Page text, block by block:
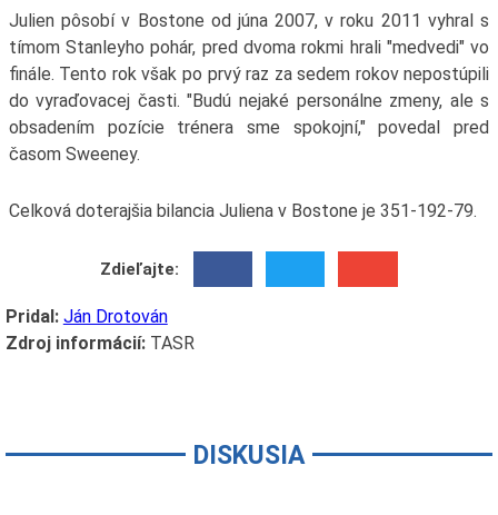
Julien pôsobí v Bostone od júna 2007, v roku 2011 vyhral s
tímom Stanleyho pohár, pred dvoma rokmi hrali "medvedi" vo
finále. Tento rok však po prvý raz za sedem rokov nepostúpili
do vyraďovacej časti. "Budú nejaké personálne zmeny, ale s
obsadením pozície trénera sme spokojní," povedal pred
časom Sweeney.
Celková doterajšia bilancia Juliena v Bostone je 351-192-79.
Zdieľajte:
Pridal: Ján Drotován
Zdroj informácií:TASR
DISKUSIA